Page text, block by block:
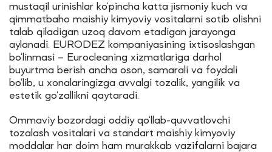
mustaqil urinishlar ko‘pincha katta jismoniy kuch va
qimmatbaho maishiy kimyoviy vositalarni sotib olishni
talab qiladigan uzoq davom etadigan jarayonga
aylanadi. EURODEZ kompaniyasining ixtisoslashgan
bo‘linmasi – Eurocleaning xizmatlariga darhol
buyurtma berish ancha oson, samarali va foydali
bo‘lib, u xonalaringizga avvalgi tozalik, yangilik va
estetik go‘zallikni qaytaradi.
Ommaviy bozordagi oddiy qo‘llab-quvvatlovchi
tozalash vositalari va standart maishiy kimyoviy
moddalar har doim ham murakkab vazifalarni bajara